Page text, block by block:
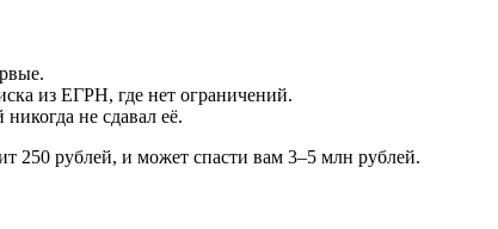
из ЕГРН, где нет ограничений.
не сдавал её.
250 рублей, и может спасти вам 3–5 млн рублей.